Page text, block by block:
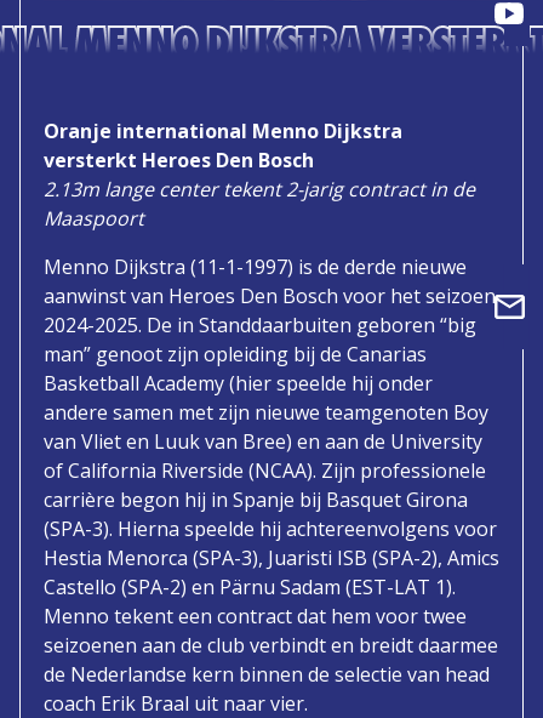
MENNO DIJKSTRA
Oranje international Menno Dijkstra
versterkt Heroes Den Bosch
2.13m lange center tekent 2-jarig contract in de
Maaspoort
Menno Dijkstra (11-1-1997) is de derde nieuwe
aanwinst van Heroes Den Bosch voor het seizoen
2024-2025. De in Standdaarbuiten geboren “big
man” genoot zijn opleiding bij de Canarias
Basketball Academy (hier speelde hij onder
andere samen met zijn nieuwe teamgenoten Boy
van Vliet en Luuk van Bree) en aan de University
of California Riverside (NCAA). Zijn professionele
carrière begon hij in Spanje bij Basquet Girona
(SPA-3). Hierna speelde hij achtereenvolgens voor
Hestia Menorca (SPA-3), Juaristi ISB (SPA-2), Amics
Castello (SPA-2) en Pärnu Sadam (EST-LAT 1).
Menno tekent een contract dat hem voor twee
seizoenen aan de club verbindt en breidt daarmee
de Nederlandse kern binnen de selectie van head
coach Erik Braal uit naar vier.